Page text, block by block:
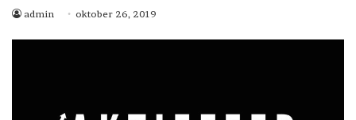
admin oktober 26, 2019